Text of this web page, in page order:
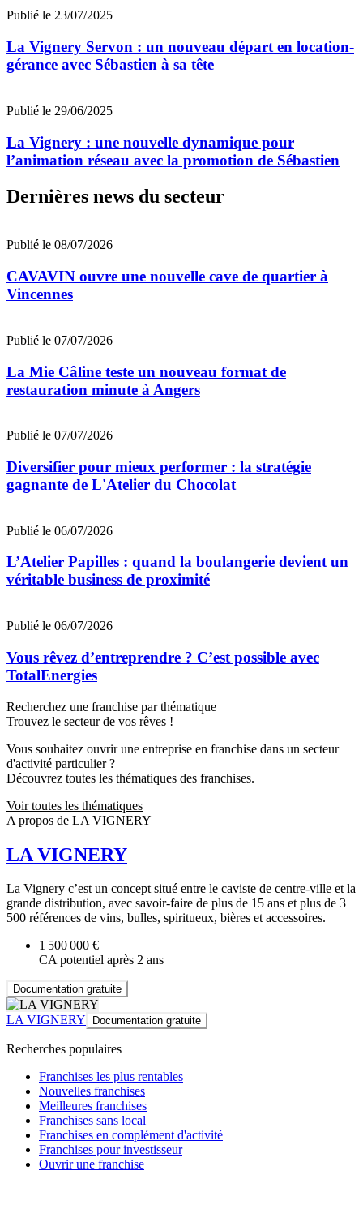
Publié le 23/07/2025
La Vignery Servon : un nouveau départ en location-
gérance avec Sébastien à sa tête
Publié le 29/06/2025
La Vignery : une nouvelle dynamique pour
l’animation réseau avec la promotion de Sébastien
Dernières news du secteur
Publié le 08/07/2026
CAVAVIN ouvre une nouvelle cave de quartier à
Vincennes
Publié le 07/07/2026
La Mie Câline teste un nouveau format de
restauration minute à Angers
Publié le 07/07/2026
Diversifier pour mieux performer : la stratégie
gagnante de L'Atelier du Chocolat
Publié le 06/07/2026
L’Atelier Papilles : quand la boulangerie devient un
véritable business de proximité
Publié le 06/07/2026
Vous rêvez d’entreprendre ? C’est possible avec
TotalEnergies
Recherchez une franchise par thématique
Trouvez le secteur de vos rêves !
Vous souhaitez ouvrir une entreprise en franchise dans un secteur
d'activité particulier ?
Découvrez toutes les thématiques des franchises.
Voir toutes les thématiques
A propos de LA VIGNERY
LA VIGNERY
La Vignery c’est un concept situé entre le caviste de centre-ville et la
grande distribution, avec savoir-faire de plus de 15 ans et plus de 3
500 références de vins, bulles, spiritueux, bières et accessoires.
1 500 000 €
CA potentiel après 2 ans
Documentation gratuite
LA VIGNERY Documentation gratuite
Recherches populaires
Franchises les plus rentables
Nouvelles franchises
Meilleures franchises
Franchises sans local
Franchises en complément d'activité
Franchises pour investisseur
Ouvrir une franchise